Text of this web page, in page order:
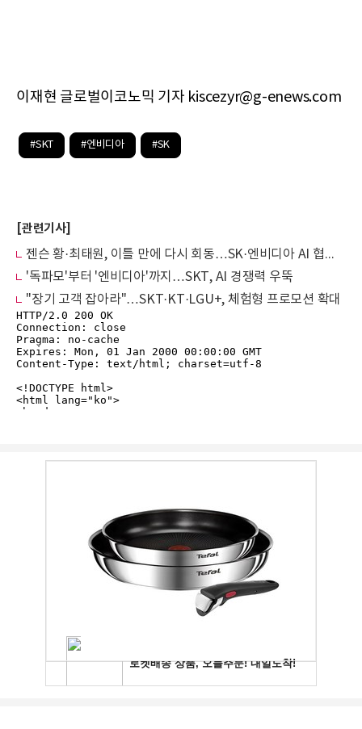
이재현 글로벌이코노믹 기자 kiscezyr@g-enews.com
#SKT #엔비디아 #SK
[관련기사]
젠슨 황·최태원, 이틀 만에 다시 회동…SK·엔비디아 AI 협력 전면으로(종합)
'독파모'부터 '엔비디아'까지…SKT, AI 경쟁력 우뚝
"장기 고객 잡아라"…SKT·KT·LGU+, 체험형 프로모션 확대